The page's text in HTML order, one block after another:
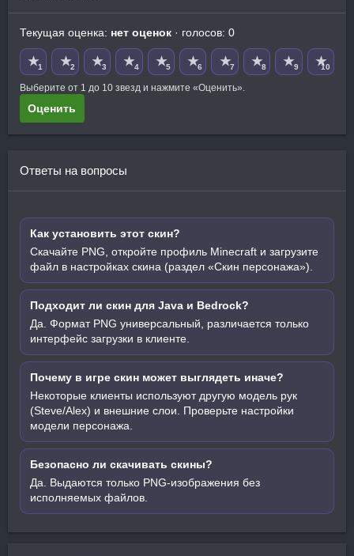
Текущая оценка: нет оценок · голосов: 0
★1 ★2 ★3 ★4 ★5 ★6 ★7 ★8 ★9 ★10
Выберите от 1 до 10 звезд и нажмите «Оценить».
Оценить
Ответы на вопросы
Как установить этот скин?
Скачайте PNG, откройте профиль Minecraft и загрузите
файл в настройках скина (раздел «Скин персонажа»).
Подходит ли скин для Java и Bedrock?
Да. Формат PNG универсальный, различается только
интерфейс загрузки в клиенте.
Почему в игре скин может выглядеть иначе?
Некоторые клиенты используют другую модель рук
(Steve/Alex) и внешние слои. Проверьте настройки
модели персонажа.
Безопасно ли скачивать скины?
Да. Выдаются только PNG-изображения без
исполняемых файлов.